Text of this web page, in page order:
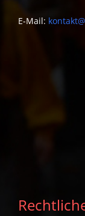
E-Mail: